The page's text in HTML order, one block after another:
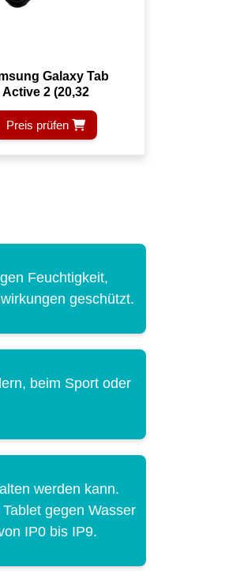
Galaxy Tab
Active 2 (20,32
Preis prüfen
Feuchtigkeit,
geschützt.
beim Sport oder
werden kann.
gegen Wasser
IP0 bis IP9.